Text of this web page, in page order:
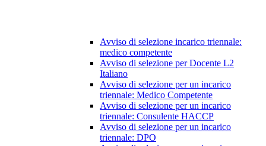
Avviso di selezione incarico triennale:
medico competente
Avviso di selezione per Docente L2
Italiano
Avviso di selezione per un incarico
triennale: Medico Competente
Avviso di selezione per un incarico
triennale: Consulente HACCP
Avviso di selezione per un incarico
triennale: DPO